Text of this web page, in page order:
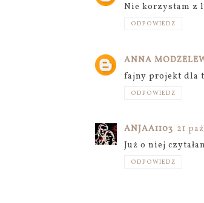
Nie korzystam z
ODPOWIEDZ
ANNA
fajny projekt dla
ODPOWIEDZ
ANJAA1103 21
Już o niej
ODPOWIEDZ